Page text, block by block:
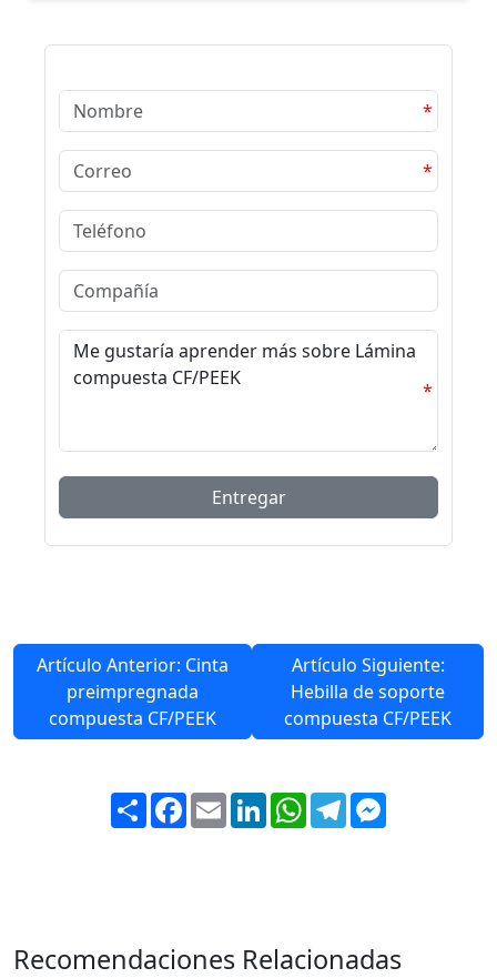
*
*
*
Artículo Anterior: Cinta
preimpregnada
compuesta CF/PEEK
Artículo Siguiente:
Hebilla de soporte
compuesta CF/PEEK
ShareFacebook
EmailLinkedInWhatsApp
Telegram
Recomendaciones Relacionadas